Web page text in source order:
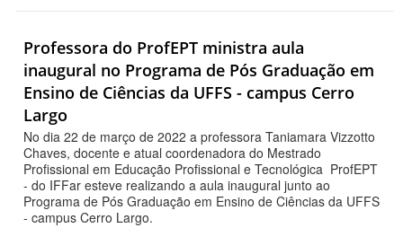
Professora do ProfEPT ministra aula
inaugural no Programa de Pós Graduação em
Ensino de Ciências da UFFS - campus Cerro
Largo
No dia 22 de março de 2022 a professora Taniamara Vizzotto
Chaves, docente e atual coordenadora do Mestrado
Profissional em Educação Profissional e Tecnológica ProfEPT
- do IFFar esteve realizando a aula inaugural junto ao
Programa de Pós Graduação em Ensino de Ciências da UFFS
- campus Cerro Largo.